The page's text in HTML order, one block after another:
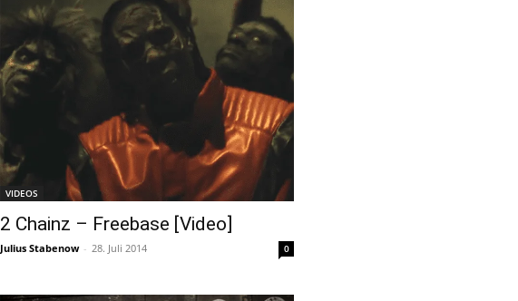
VIDEOS
2 Chainz – Freebase [Video]
Julius Stabenow - 28. Juli 2014 0